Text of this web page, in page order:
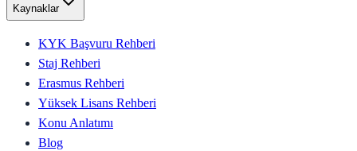
Kaynaklar
KYK Başvuru Rehberi
Staj Rehberi
Erasmus Rehberi
Yüksek Lisans Rehberi
Konu Anlatımı
Blog